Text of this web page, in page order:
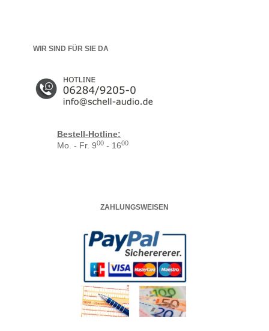
WIR SIND FÜR SIE DA
Bestell-Hotline:
Mo. - Fr. 900 - 1600
ZAHLUNGSWEISEN